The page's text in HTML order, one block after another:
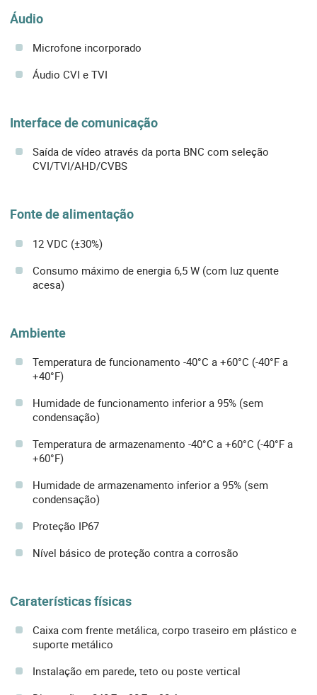
Áudio
Microfone incorporado
Áudio CVI e TVI
Interface de comunicação
Saída de vídeo através da porta BNC com seleção
CVI/TVI/AHD/CVBS
Fonte de alimentação
12 VDC (±30%)
Consumo máximo de energia 6,5 W (com luz quente
acesa)
Ambiente
Temperatura de funcionamento -40°C a +60°C (-40°F a
+40°F)
Humidade de funcionamento inferior a 95% (sem
condensação)
Temperatura de armazenamento -40°C a +60°C (-40°F a
+60°F)
Humidade de armazenamento inferior a 95% (sem
condensação)
Proteção IP67
Nível básico de proteção contra a corrosão
Caraterísticas físicas
Caixa com frente metálica, corpo traseiro em plástico e
suporte metálico
Instalação em parede, teto ou poste vertical